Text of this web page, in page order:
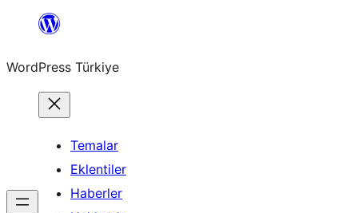
İçeriğe
WordPress Türkiye
Temalar
Eklentiler
Haberler